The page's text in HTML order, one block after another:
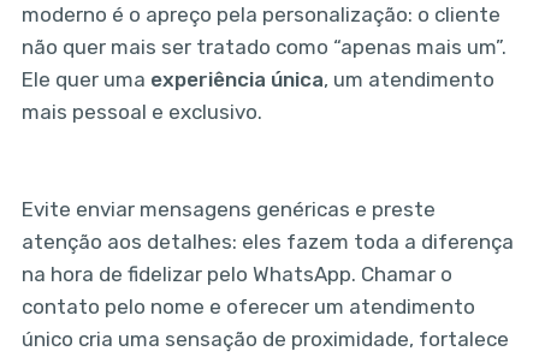
moderno é o apreço pela personalização: o cliente
não quer mais ser tratado como “apenas mais um”.
Ele quer uma experiência única, um atendimento
mais pessoal e exclusivo.
Evite enviar mensagens genéricas e preste
atenção aos detalhes: eles fazem toda a diferença
na hora de fidelizar pelo WhatsApp. Chamar o
contato pelo nome e oferecer um atendimento
único cria uma sensação de proximidade, fortalece